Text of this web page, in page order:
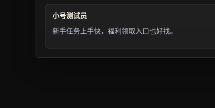
小号测试员
新手任务上手快，福利领取入口也好找。